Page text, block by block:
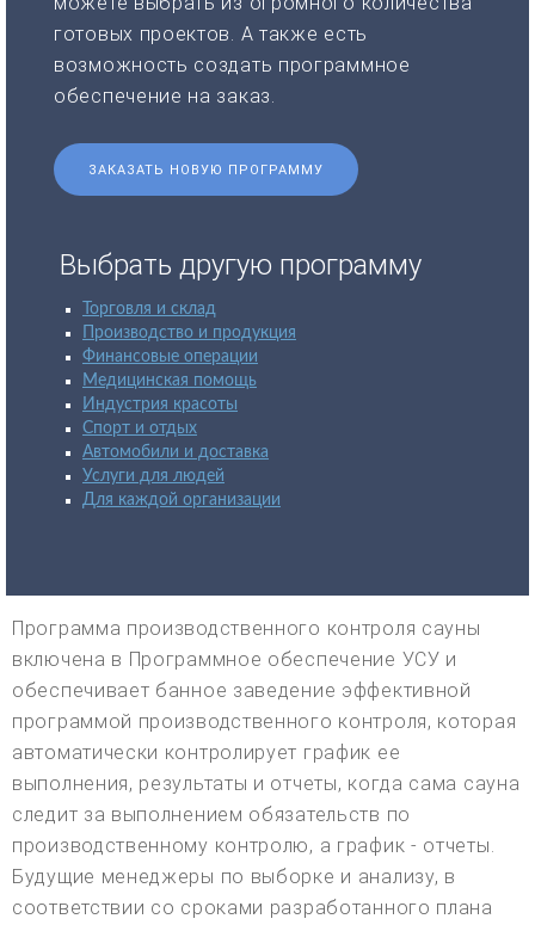
готовых проектов. А также есть
возможность создать программное
обеспечение на заказ.
ЗАКАЗАТЬ НОВУЮ ПРОГРАММУ
Выбрать другую программу
Торговля и склад
Производство и продукция
Финансовые операции
Медицинская помощь
Индустрия красоты
Спорт и отдых
Автомобили и доставка
Услуги для людей
Для каждой организации
Программа производственного контроля сауны
включена в Программное обеспечение УСУ и
обеспечивает банное заведение эффективной
программой производственного контроля, которая
автоматически контролирует график ее
выполнения, результаты и отчеты, когда сама сауна
следит за выполнением обязательств по
производственному контролю, а график - отчеты.
Будущие менеджеры по выборке и анализу, в
соответствии со сроками разработанного плана